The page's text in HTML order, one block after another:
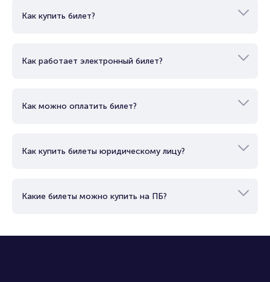
Как купить билет?
Как работает электронный билет?
Как можно оплатить билет?
Как купить билеты юридическому лицу?
Какие билеты можно купить на ПБ?